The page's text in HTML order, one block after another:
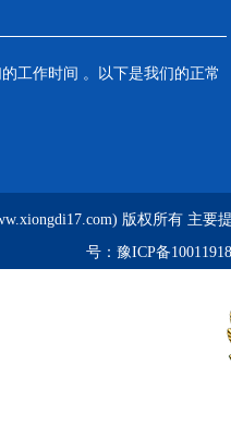
工作时间 。以下是我们的正常
版权所有 主要
号： 豫ICP备